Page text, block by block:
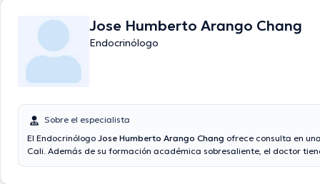
diversas ediciones. La consulta se puede llevar a cabo en Español.
Jose Humberto Arango Chang
Endocrinólogo
Sobre el especialista
El Endocrinólogo Jose Humberto Arango Chang ofrece consulta en
Cali. Además de su formación académica sobresaliente, el doctor